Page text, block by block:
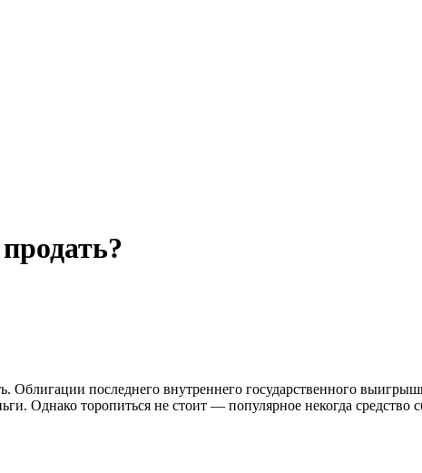
Облигации последнего внутреннего государственного
Однако торопиться не стоит — популярное некогда средство